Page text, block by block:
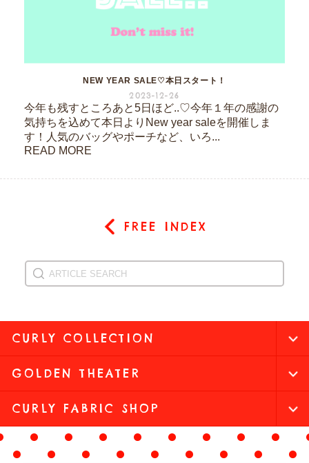
NEW YEAR SALE♡本日スタート！
2023-12-26
今年も残すところあと5日ほど..♡今年１年の感謝の
気持ちを込めて本日よりNew year saleを開催しま
す！人気のバッグやポーチなど、いろ...
READ MORE
FREE INDEX
CURLY COLLECTION
GOLDEN THEATER
CURLY FABRIC SHOP